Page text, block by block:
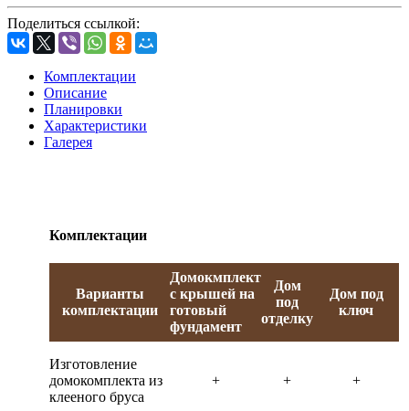
Поделиться ссылкой:
Комплектации
Описание
Планировки
Характеристики
Галерея
Комплектации
Варианты
комплектации
Домокмплект
с крышей на
готовый
фундамент
Дом
под
отделку
Дом под
ключ
Изготовление
домокомплекта из
клееного бруса
+ + +